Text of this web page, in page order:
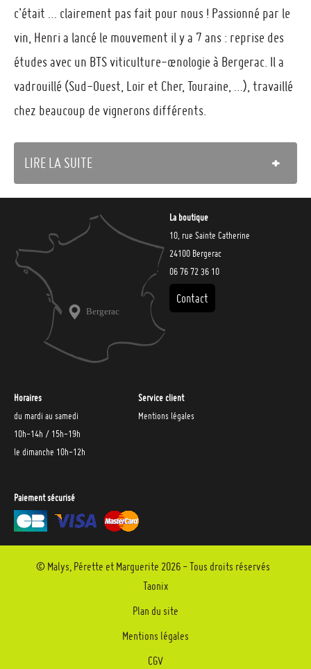
c’était … clairement pas fait pour nous ! Passionné par le
vin, Henri a lancé le mouvement il y a 7 ans : reprise des
études avec un BTS viticulture-œnologie à Bergerac. Il a
vadrouillé (Sud-Ouest, Loir et Cher, Touraine, …), travaillé
chez beaucoup de vignerons différents.
LIRE LA SUITE
La boutique
10, rue Sainte Catherine
24100 Bergerac
06 76 72 36 10
Contact
Horaires
du mardi au samedi
10h-14h / 15h-19h
le dimanche 10h-12h
Service client
Mentions légales
Paiement sécurisé
© Malys, Pérette et Marguerite 2026 - Tous droits réservés
Taonix
Plan du site
Mentions légales
CGV